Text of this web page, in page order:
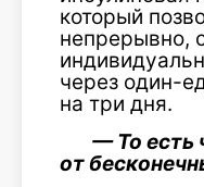
который
непрерывно,
через один-
на три дня.
— То есть
от